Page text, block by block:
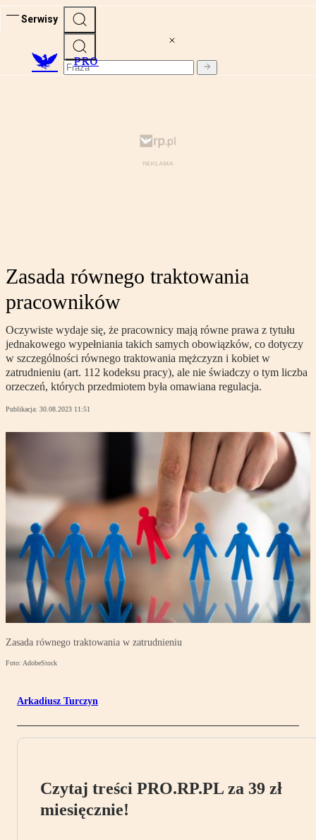
Serwisy
PRO
Zasada równego traktowania
pracowników
Oczywiste wydaje się, że pracownicy mają równe prawa z tytułu
jednakowego wypełniania takich samych obowiązków, co dotyczy
w szczególności równego traktowania mężczyzn i kobiet w
zatrudnieniu (art. 112 kodeksu pracy), ale nie świadczy o tym liczba
orzeczeń, których przedmiotem była omawiana regulacja.
Publikacja: 30.08.2023 11:51
Zasada równego traktowania w zatrudnieniu
Foto: AdobeStock
Arkadiusz Turczyn
Czytaj treści PRO.RP.PL za 39 zł
miesięcznie!